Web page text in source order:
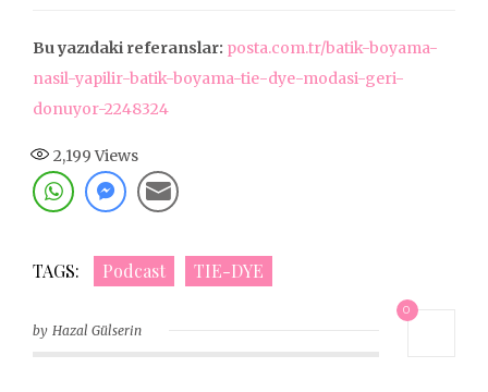
Bu yazıdaki referanslar: posta.com.tr/batik-boyama-
nasil-yapilir-batik-boyama-tie-dye-modasi-geri-
donuyor-2248324
2,199Views
TAGS: Podcast TIE-DYE
Hazal Gülserin
0